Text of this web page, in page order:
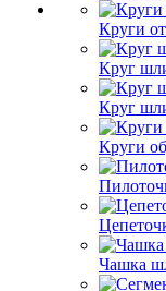
Круги
Круг
Круг
Круги
Чашка